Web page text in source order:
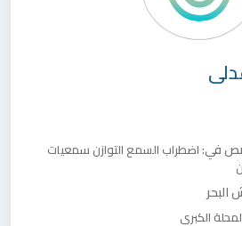
في:اضطراب السمع التوازن سمعيات
البحر
الكبرى